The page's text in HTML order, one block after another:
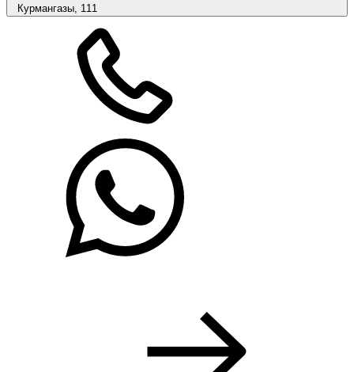
Курмангазы, 111